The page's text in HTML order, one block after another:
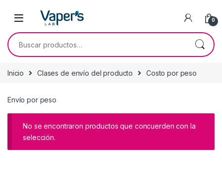
0
Inicio Clases de envío del producto Costo por peso
Envío por peso
No se encontraron productos que concuerden con la
selección.